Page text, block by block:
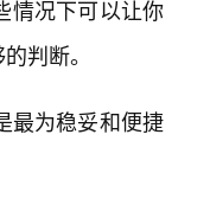
情况下可以让你
判断。
最为稳妥和便捷